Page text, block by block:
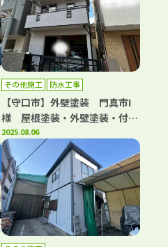
その他施工 防水工事
【守口市】外壁塗装 門真市I
様 屋根塗装・外壁塗装・付帯
部塗装・シーリング工事・防水
工事 アビリティペイント
2025.08.06